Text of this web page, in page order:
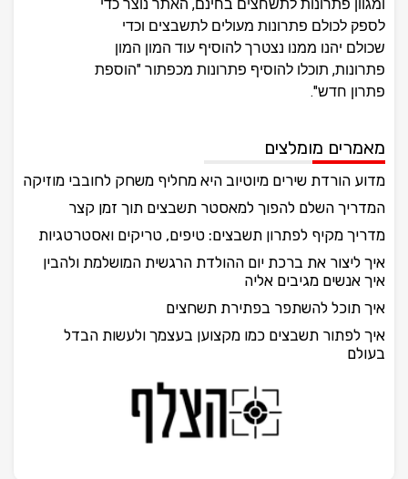
ומגוון פתרונות לתשחצים בחינם, האתר נוצר כדי
לספק לכולם פתרונות מעולים לתשבצים וכדי
שכולם יהנו ממנו נצטרך להוסיף עוד המון המון
פתרונות, תוכלו להוסיף פתרונות מכפתור "הוספת
פתרון חדש".
מאמרים מומלצים
מדוע הורדת שירים מיוטיוב היא מחליף משחק לחובבי מוזיקה
המדריך השלם להפוך למאסטר תשבצים תוך זמן קצר
מדריך מקיף לפתרון תשבצים: טיפים, טריקים ואסטרטגיות
איך ליצור את ברכת יום ההולדת הרגשית המושלמת ולהבין
איך אנשים מגיבים אליה
איך תוכל להשתפר בפתירת תשחצים
איך לפתור תשבצים כמו מקצוען בעצמך ולעשות הבדל
בעולם